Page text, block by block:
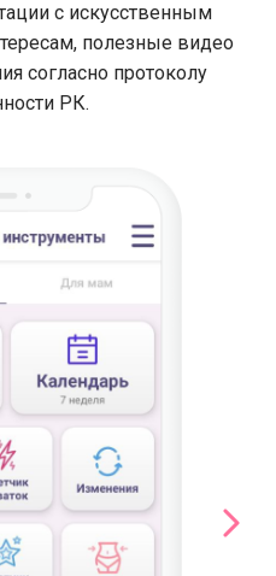
с искусственным
полезные видео
согласно протоколу
РК.